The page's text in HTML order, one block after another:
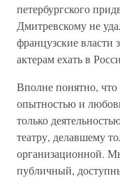
петербургского
Дмитревскому не
французские
актерам ехать в
Вполне понятно,
опытностью и
только
театру, делавшему
организационной.
публичный,